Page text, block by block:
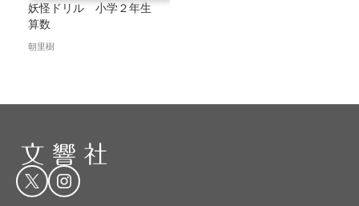
妖怪ドリル 小学２年生
算数
朝里樹